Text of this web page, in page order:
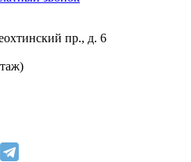
пр., д. 6